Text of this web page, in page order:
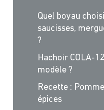
Quel boyau
saucisses,
?
Hachoir COLA-
modèle ?
Recette :
épices